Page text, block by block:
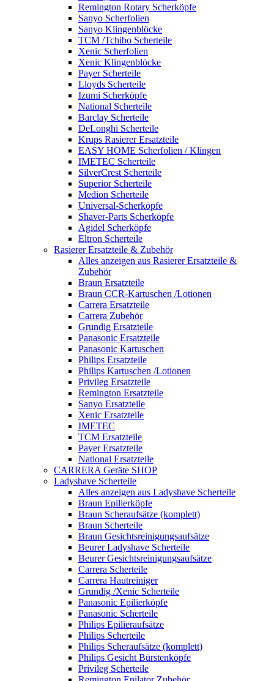
Remington Rotary Scherköpfe
Sanyo Scherfolien
Sanyo Klingenblöcke
TCM /Tchibo Scherteile
Xenic Scherfolien
Xenic Klingenblöcke
Payer Scherteile
Lloyds Scherteile
Izumi Scherköpfe
National Scherteile
Barclay Scherteile
DeLonghi Scherteile
Krups Rasierer Ersatzteile
EASY HOME Scherfolien / Klingen
IMETEC Scherteile
SilverCrest Scherteile
Superior Scherteile
Medion Scherteile
Universal-Scherköpfe
Shaver-Parts Scherköpfe
Agidel Scherköpfe
Eltron Scherteile
Rasierer Ersatzteile & Zubehör
Alles anzeigen aus Rasierer Ersatzteile &
Zubehör
Braun Ersatzteile
Braun CCR-Kartuschen /Lotionen
Carrera Ersatzteile
Carrera Zubehör
Grundig Ersatzteile
Panasonic Ersatzteile
Panasonic Kartuschen
Philips Ersatzteile
Philips Kartuschen /Lotionen
Privileg Ersatzteile
Remington Ersatzteile
Sanyo Ersatzteile
Xenic Ersatzteile
IMETEC
TCM Ersatzteile
Payer Ersatzteile
National Ersatzteile
CARRERA Geräte SHOP
Ladyshave Scherteile
Alles anzeigen aus Ladyshave Scherteile
Braun Epilierköpfe
Braun Scheraufsätze (komplett)
Braun Scherteile
Braun Gesichtsreinigungsaufsätze
Beurer Ladyshave Scherteile
Beurer Gesichtsreinigungsaufsätze
Carrera Scherteile
Carrera Hautreiniger
Grundig /Xenic Scherteile
Panasonic Epilierköpfe
Panasonic Scherteile
Philips Epilieraufsätze
Philips Scherteile
Philips Scheraufsätze (komplett)
Philips Gesicht Bürstenköpfe
Privileg Scherteile